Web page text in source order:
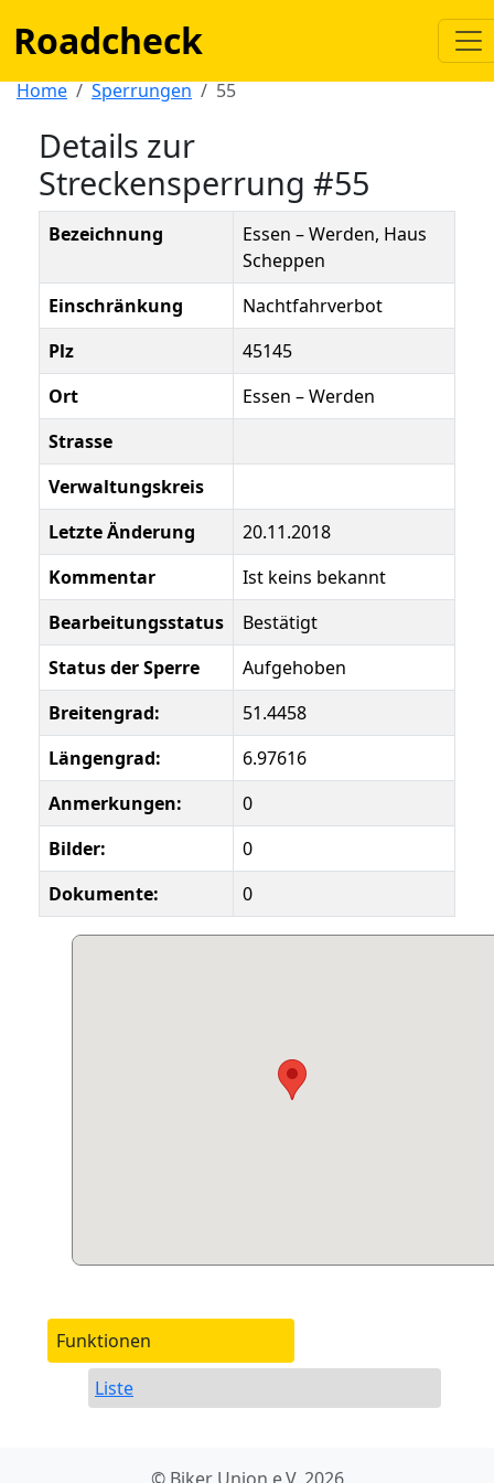
Roadcheck
Home Sperrungen 55
Details zur
Streckensperrung #55
Bezeichnung
Essen – Werden, Haus
Scheppen
Einschränkung
Nachtfahrverbot
Plz
45145
Ort
Essen – Werden
Strasse
Verwaltungskreis
Letzte Änderung
20.11.2018
Kommentar
Ist keins bekannt
Bearbeitungsstatus
Bestätigt
Status der Sperre
Aufgehoben
Breitengrad:
51.4458
Längengrad:
6.97616
Anmerkungen:
0
Bilder:
0
Dokumente:
0
Funktionen
Liste